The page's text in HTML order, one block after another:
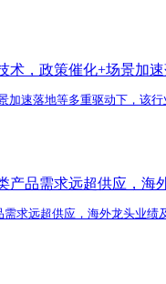
术，政策催化+场景
加速落地等多重驱动下，该
产品需求远超供应，
求远超供应，海外龙头业绩